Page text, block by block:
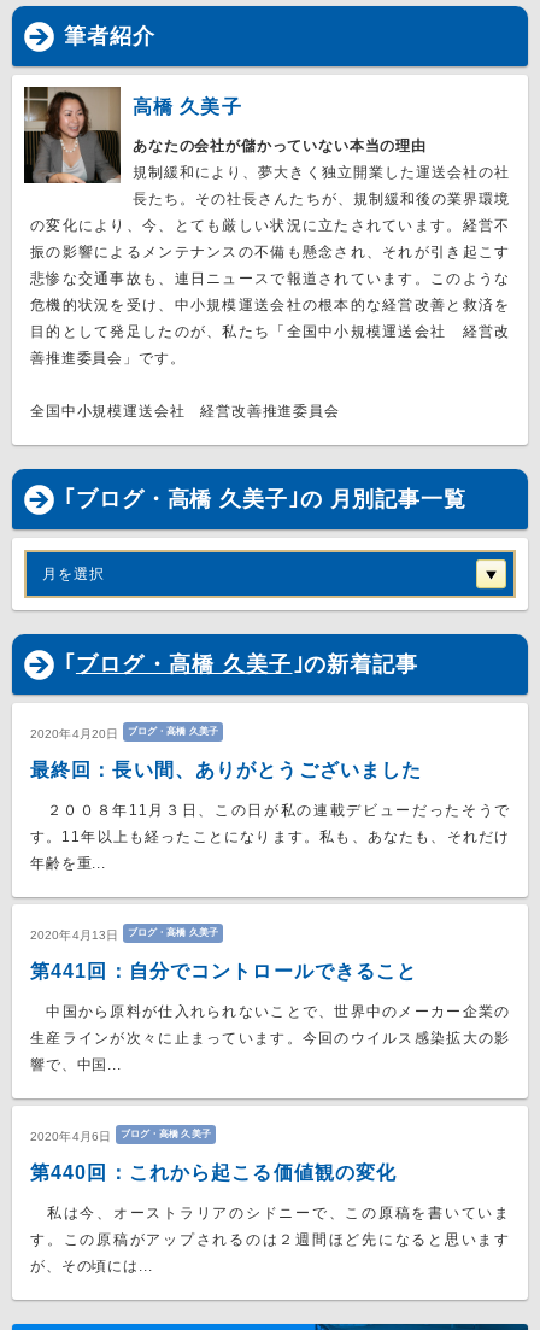
筆者紹介
高橋 久美子
あなたの会社が儲かっていない本当の理由
規制緩和により、夢大きく独立開業した運送会社の社
長たち。その社長さんたちが、規制緩和後の業界環境
の変化により、今、とても厳しい状況に立たされています。経営不
振の影響によるメンテナンスの不備も懸念され、それが引き起こす
悲惨な交通事故も、連日ニュースで報道されています。このような
危機的状況を受け、中小規模運送会社の根本的な経営改善と救済を
目的として発足したのが、私たち「全国中小規模運送会社 経営改
善推進委員会」です。
全国中小規模運送会社 経営改善推進委員会
｢ブログ・高橋 久美子｣の 月別記事一覧
月を選択
｢ ブログ・高橋 久美子｣の新着記事
2020年4月20日 ブログ・高橋 久美子
最終回：長い間、ありがとうございました
２００８年11月３日、この日が私の連載デビューだったそうで
す。11年以上も経ったことになります。私も、あなたも、それだけ
年齢を重...
2020年4月13日 ブログ・高橋 久美子
第441回：自分でコントロールできること
中国から原料が仕入れられないことで、世界中のメーカー企業の
生産ラインが次々に止まっています。今回のウイルス感染拡大の影
響で、中国...
2020年4月6日 ブログ・高橋 久美子
第440回：これから起こる価値観の変化
私は今、オーストラリアのシドニーで、この原稿を書いていま
す。この原稿がアップされるのは２週間ほど先になると思います
が、その頃には...